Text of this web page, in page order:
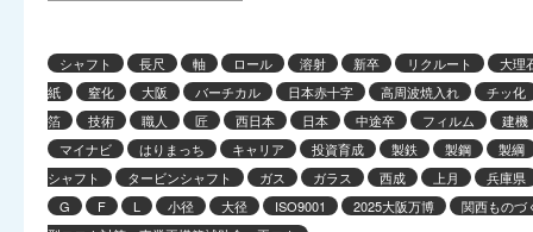
シャフト 長尺 軸 ロール 溶射 新卒 リクルート
大理
紙
窒化 大阪 バーチカル 日本赤十字 高周波焼入れ
チッ化
箔
技術 職人 匠 西日本 日本 中途卒 フィルム
建機
マイナビ
はりまっち キャリア 投資育成 製鉄 製鋼
製綱
シャフト
タービンシャフト ガス ガラス 西成 上月
兵庫県
G
F L 小径 大径 ISO9001 2025大阪万博
関西ものづ